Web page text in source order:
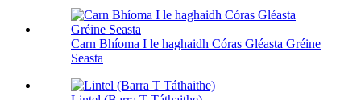
Carn Bhíoma I le haghaidh Córas Gléasta Gréine
Seasta